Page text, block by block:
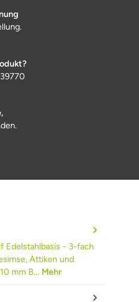
Edelstahlbasis - 3-fach
Attiken und
mm B… Mehr